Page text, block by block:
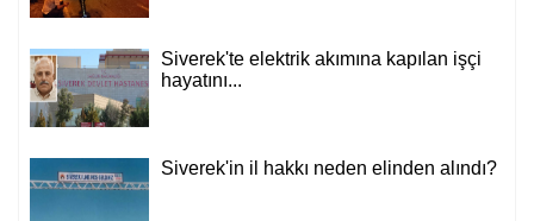
Siverek'te elektrik akımına kapılan işçi
hayatını...
Siverek'in il hakkı neden elinden alındı?